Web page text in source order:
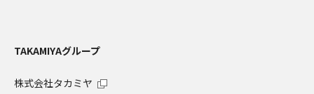
TAKAMIYAグループ
株式会社タカミヤ